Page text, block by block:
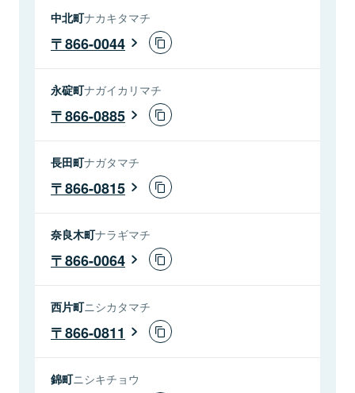
中北町ナカキタマチ
866-0044
永碇町ナガイカリマチ
866-0885
長田町ナガタマチ
866-0815
奈良木町ナラギマチ
866-0064
西片町ニシカタマチ
866-0811
錦町ニシキチョウ